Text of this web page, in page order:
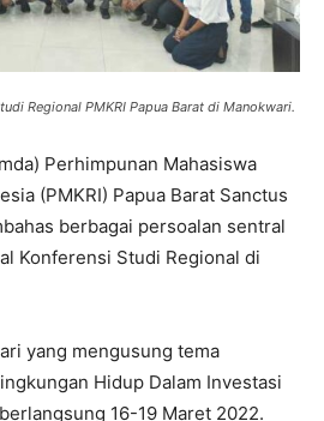
Regional PMKRI Papua Barat di Manokwari.
Perhimpunan Mahasiswa
(PMKRI) Papua Barat Sanctus
berbagai persoalan sentral
Konferensi Studi Regional di
yang mengusung tema
Hidup Dalam Investasi
16-19 Maret 2022.